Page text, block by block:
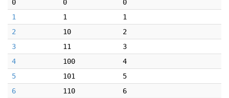
0
0
0
1
1
1
2
10
2
3
11
3
4
100
4
5
101
5
6
110
6